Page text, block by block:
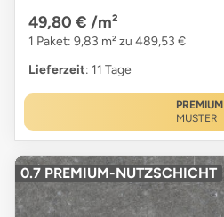
49,80 € /m²
1 Paket: 9,83 m² zu 489,53 €
Lieferzeit: 11 Tage
PREMIUM
MUSTER
0.7 PREMIUM-NUTZSCHICHT